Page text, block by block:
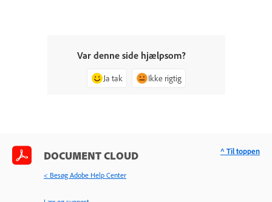
Var denne side hjælpsom?
Ja tak Ikke rigtig
DOCUMENT CLOUD
< Besøg Adobe Help Center
^ Til toppen